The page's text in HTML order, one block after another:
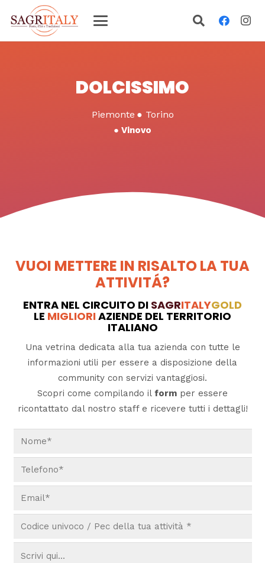
DOLCISSIMO
Piemonte ● Torino
● Vinovo
VUOI METTERE IN RISALTO LA TUA
ATTIVITÁ?
ENTRA NEL CIRCUITO DI SAGRITALYGOLD
LE MIGLIORIAZIENDE DEL TERRITORIO
ITALIANO
Una vetrina dedicata alla tua azienda con tutte le
informazioni utili per essere a disposizione della
community con servizi vantaggiosi.
Scopri come compilando il form per essere
ricontattato dal nostro staff e ricevere tutti i dettagli!